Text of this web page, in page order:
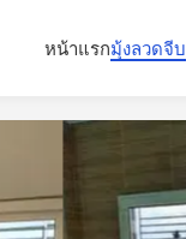
หน้าแรกมุ้งลวดจีบ